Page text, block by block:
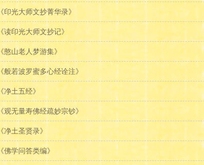
《印光大师文抄菁华录》
《读印光大师文抄记》
《憨山老人梦游集》
《般若波罗蜜多心经诠注》
《净土五经》
《观无量寿佛经疏妙宗钞》
《净土圣贤录》
《佛学问答类编》